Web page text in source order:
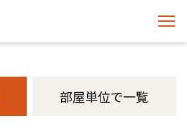
部屋単位で一覧